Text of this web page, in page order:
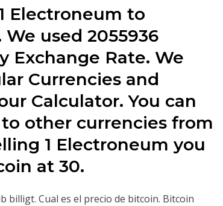
Electroneum to
used 2055936
Exchange Rate. We
Currencies and
Calculator. You can
other currencies from
1 Electroneum you
at 30.
billigt. Cual es el precio de bitcoin. Bitcoin